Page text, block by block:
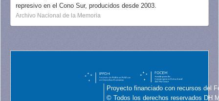
represivo en el Cono Sur, producidos desde 2003.
Archivo Nacional de la Memoria
Proyecto financiado con recursos del
© Todos los derechos reservados DH